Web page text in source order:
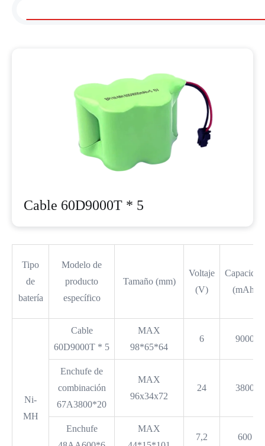
Cable 60D9000T * 5
Tipo
de
batería
Modelo de
producto
específico
Tamaño (mm)
Voltaje
(V)
Capacidad
(mAh)
Ni-
MH
Cable
60D9000T * 5
MAX
98*65*64
6 9000
Enchufe de
combinación
67A3800*20
MAX
96x34x72
24 3800
Enchufe
MAX
7,2 600